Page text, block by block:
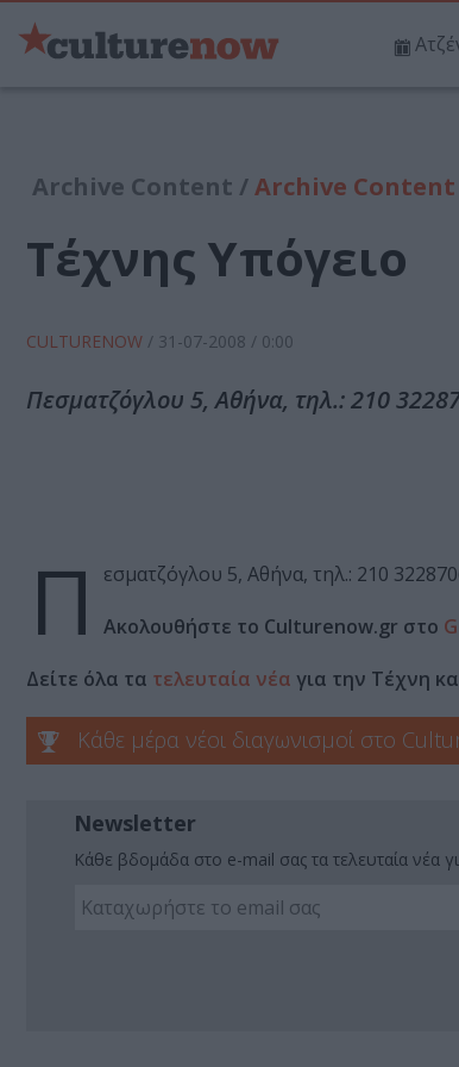
Archive Content /Archive Content
Τέχνης Υπόγειο
CULTURENOW / 31-07-2008 / 0:00
Πεσματζόγλου 5, Αθήνα, τηλ.: 210
Π
εσματζόγλου 5, Αθήνα, τηλ.: 210
Ακολουθήστε το Culturenow.gr στο
Δείτε όλα τα τελευταία νέα για την Τέχνη
Κάθε μέρα νέοι διαγωνισμοί στο
Newsletter
Κάθε βδομάδα στο e-mail σας τα τελευταία νέα